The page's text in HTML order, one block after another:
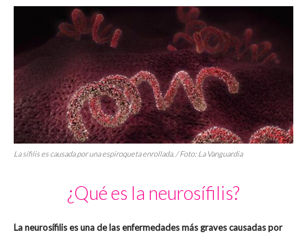
La sífilis es causada por una espiroqueta enrollada. / Foto: La Vanguardia
¿Qué es la neurosífilis?
La neurosífilis es una de las enfermedades más graves causadas por